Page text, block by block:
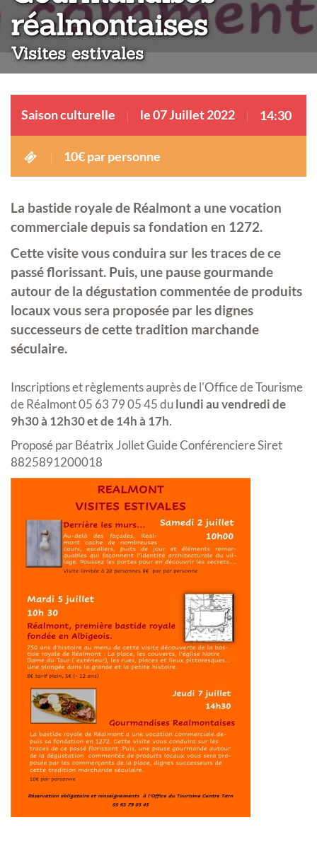
réalmontaises:
Visites estivales
Saison culturelle le 07 Juillet 2022 14:30
10€ par personne
La bastide royale de Réalmont a une vocation
commerciale depuis sa fondation en 1272.
Cette visite vous conduira sur les traces de ce
passé florissant. Puis, une pause gourmande
autour de la dégustation commentée de produits
locaux vous sera proposée par les dignes
successeurs de cette tradition marchande
séculaire.
Inscriptions et règlements auprès de l'Office de Tourisme
de Réalmont 05 63 79 05 45 dulundi au vendredi de
9h30 à 12h30 et de 14h à 17h.
Proposé par Béatrix Jollet Guide Conférenciere Siret
8825891200018